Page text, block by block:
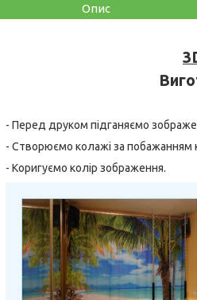
Опис
- Перед друком підганяємо
- Створюємо колажі за побажанням
- Коригуємо колір зображення.